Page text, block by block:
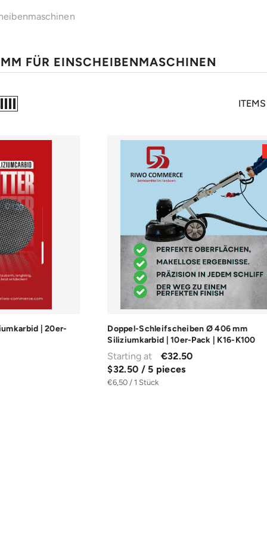
FÜR EINSCHEIBENMASCHINEN
| 20er-
Doppel-Schleifscheiben Ø 406 mm
Siliziumkarbid | 10er-Pack | K16-K100
Starting at
€32.50
$32.50 / 5 pieces
€6,50 / 1 Stück